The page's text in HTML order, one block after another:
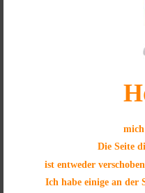
Die Seite
ist entweder
Ich habe einige an der